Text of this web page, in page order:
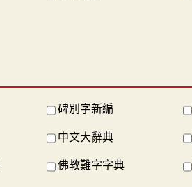
碑別字新編
中文大辭典
佛教難字字典